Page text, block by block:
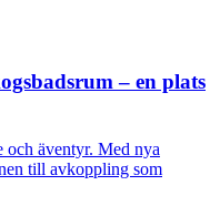
– en plats
och äventyr. Med nya
till avkoppling som